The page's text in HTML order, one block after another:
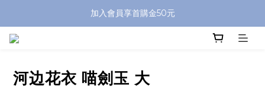
加入會員享首購金50元
河边花衣 喵劍玉 大